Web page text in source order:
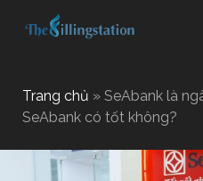
Trang chủ » SeAbank là
SeAbank có tốt không?